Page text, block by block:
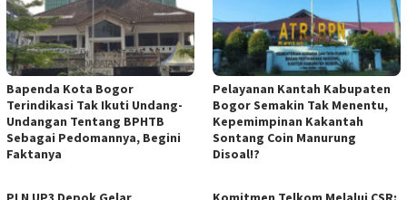
Bapenda Kota Bogor
Terindikasi Tak Ikuti Undang-
Undangan Tentang BPHTB
Sebagai Pedomannya, Begini
Faktanya
Pelayanan Kantah Kabupaten
Bogor Semakin Tak Menentu,
Kepemimpinan Kakantah
Sontang Coin Manurung
Disoal!?